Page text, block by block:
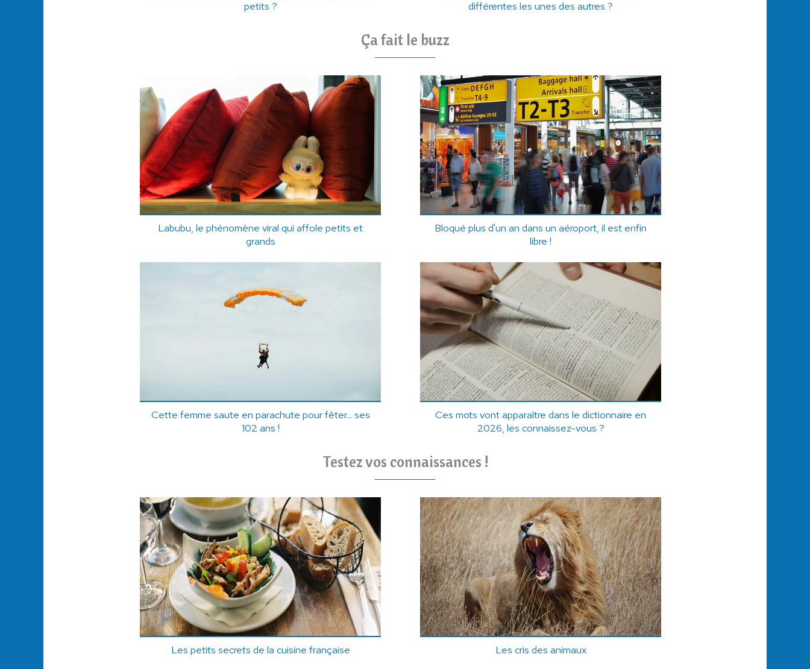
petits ?
différentes les unes des autres ?
Ça fait le buzz
Labubu, le phénomène viral qui affole petits et
grands
Bloqué plus d'un an dans un aéroport, il est enfin
libre !
Cette femme saute en parachute pour fêter... ses
102 ans !
Ces mots vont apparaître dans le dictionnaire en
2026, les connaissez-vous ?
Testez vos connaissances !
Les petits secrets de la cuisine française Les cris des animaux